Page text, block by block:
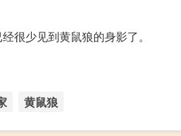
很少见到黄鼠狼的身影了。
黄鼠狼